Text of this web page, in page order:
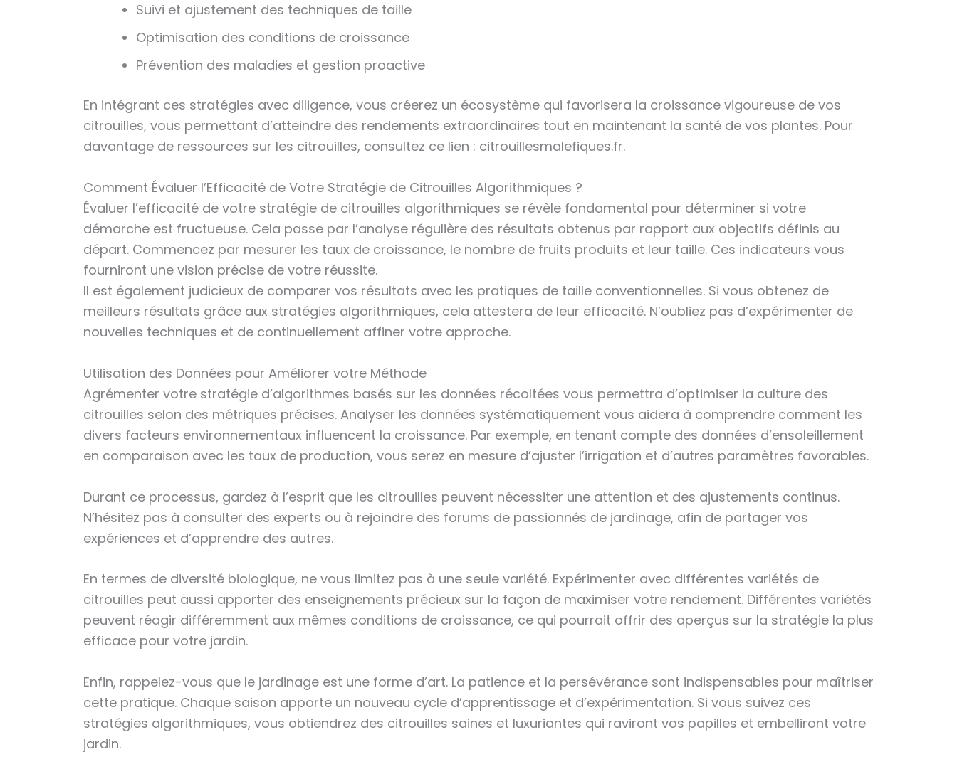
Suivi et ajustement des techniques de taille
Optimisation des conditions de croissance
Prévention des maladies et gestion proactive
En intégrant ces stratégies avec diligence, vous créerez un écosystème qui favorisera la croissance vigoureuse de vos
citrouilles, vous permettant d’atteindre des rendements extraordinaires tout en maintenant la santé de vos plantes. Pour
davantage de ressources sur les citrouilles, consultez ce lien : citrouillesmalefiques.fr.
Comment Évaluer l’Efficacité de Votre Stratégie de Citrouilles Algorithmiques ?
Évaluer l’efficacité de votre stratégie de citrouilles algorithmiques se révèle fondamental pour déterminer si votre
démarche est fructueuse. Cela passe par l’analyse régulière des résultats obtenus par rapport aux objectifs définis au
départ. Commencez par mesurer les taux de croissance, le nombre de fruits produits et leur taille. Ces indicateurs vous
fourniront une vision précise de votre réussite.
Il est également judicieux de comparer vos résultats avec les pratiques de taille conventionnelles. Si vous obtenez de
meilleurs résultats grâce aux stratégies algorithmiques, cela attestera de leur efficacité. N’oubliez pas d’expérimenter de
nouvelles techniques et de continuellement affiner votre approche.
Utilisation des Données pour Améliorer votre Méthode
Agrémenter votre stratégie d’algorithmes basés sur les données récoltées vous permettra d’optimiser la culture des
citrouilles selon des métriques précises. Analyser les données systématiquement vous aidera à comprendre comment les
divers facteurs environnementaux influencent la croissance. Par exemple, en tenant compte des données d’ensoleillement
en comparaison avec les taux de production, vous serez en mesure d’ajuster l’irrigation et d’autres paramètres favorables.
Durant ce processus, gardez à l’esprit que les citrouilles peuvent nécessiter une attention et des ajustements continus.
N’hésitez pas à consulter des experts ou à rejoindre des forums de passionnés de jardinage, afin de partager vos
expériences et d’apprendre des autres.
En termes de diversité biologique, ne vous limitez pas à une seule variété. Expérimenter avec différentes variétés de
citrouilles peut aussi apporter des enseignements précieux sur la façon de maximiser votre rendement. Différentes variétés
peuvent réagir différemment aux mêmes conditions de croissance, ce qui pourrait offrir des aperçus sur la stratégie la plus
efficace pour votre jardin.
Enfin, rappelez-vous que le jardinage est une forme d’art. La patience et la persévérance sont indispensables pour maîtriser
cette pratique. Chaque saison apporte un nouveau cycle d’apprentissage et d’expérimentation. Si vous suivez ces
stratégies algorithmiques, vous obtiendrez des citrouilles saines et luxuriantes qui raviront vos papilles et embelliront votre
jardin.